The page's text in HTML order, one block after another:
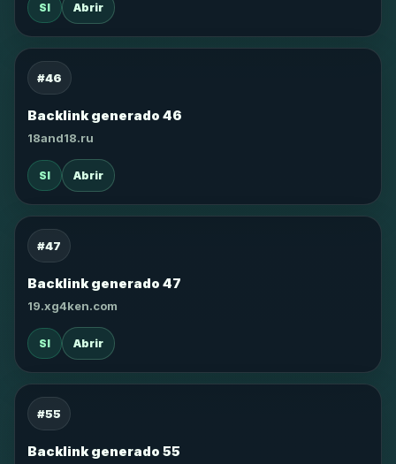
SI Abrir
#46
Backlink generado 46
18and18.ru
SI Abrir
#47
Backlink generado 47
19.xg4ken.com
SI Abrir
#55
Backlink generado 55